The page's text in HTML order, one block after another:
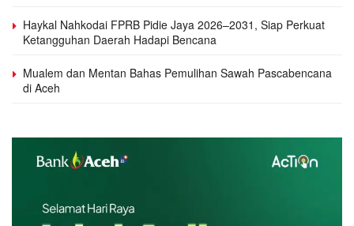
Haykal Nahkodai FPRB Pidie Jaya 2026–2031, Siap Perkuat
Ketangguhan Daerah Hadapi Bencana
Mualem dan Mentan Bahas Pemulihan Sawah Pascabencana
di Aceh